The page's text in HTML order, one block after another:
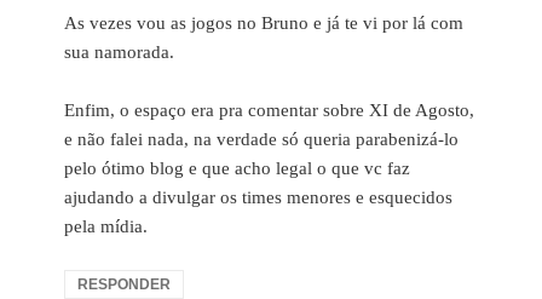
As vezes vou as jogos no Bruno e já te vi por lá com
sua namorada.
Enfim, o espaço era pra comentar sobre XI de Agosto,
e não falei nada, na verdade só queria parabenizá-lo
pelo ótimo blog e que acho legal o que vc faz
ajudando a divulgar os times menores e esquecidos
pela mídia.
RESPONDER